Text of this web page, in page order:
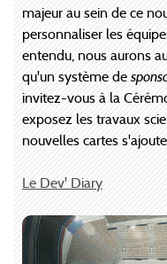
majeur au sein de ce
personnaliser les
entendu, nous aurons
qu'un système de
invitez-vous à la
exposez les travaux
nouvelles cartes
Le Dev' Diary